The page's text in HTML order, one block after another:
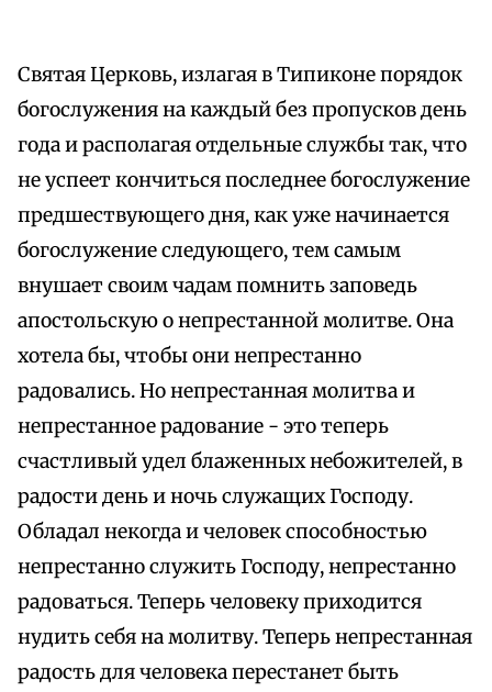
Святая Церковь, излагая в Типиконе порядок
богослужения на каждый без пропусков день
года и располагая отдельные службы так, что
не успеет кончиться последнее богослужение
предшествующего дня, как уже начинается
богослужение следующего, тем самым
внушает своим чадам помнить заповедь
апостольскую о непрестанной молитве. Она
хотела бы, чтобы они непрестанно
радовались. Но непрестанная молитва и
непрестанное радование - это теперь
счастливый удел блаженных небожителей, в
радости день и ночь служащих Господу.
Обладал некогда и человек способностью
непрестанно служить Господу, непрестанно
радоваться. Теперь человеку приходится
нудить себя на молитву. Теперь непрестанная
радость для человека перестанет быть